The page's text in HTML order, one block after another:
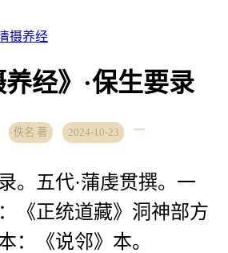
摄养经
养经》·保生要录
佚名 著 2024-10-23
。五代·蒲虔贯撰。一
《正统道藏》洞神部方
：《说邻》本。